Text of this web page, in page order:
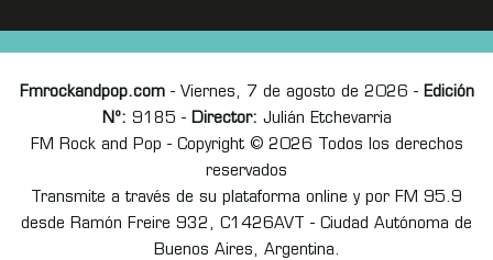
Fmrockandpop.com- Viernes, 7 de agosto de 2026 - Edición
Nº: 9185 - Director: Julián Etchevarria
FM Rock and Pop - Copyright © 2026 Todos los derechos
reservados
Transmite a través de su plataforma online y por FM 95.9
desde Ramón Freire 932, C1426AVT - Ciudad Autónoma de
Buenos Aires, Argentina.